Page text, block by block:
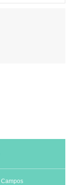
Campos